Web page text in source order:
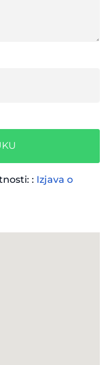
: Izjava o